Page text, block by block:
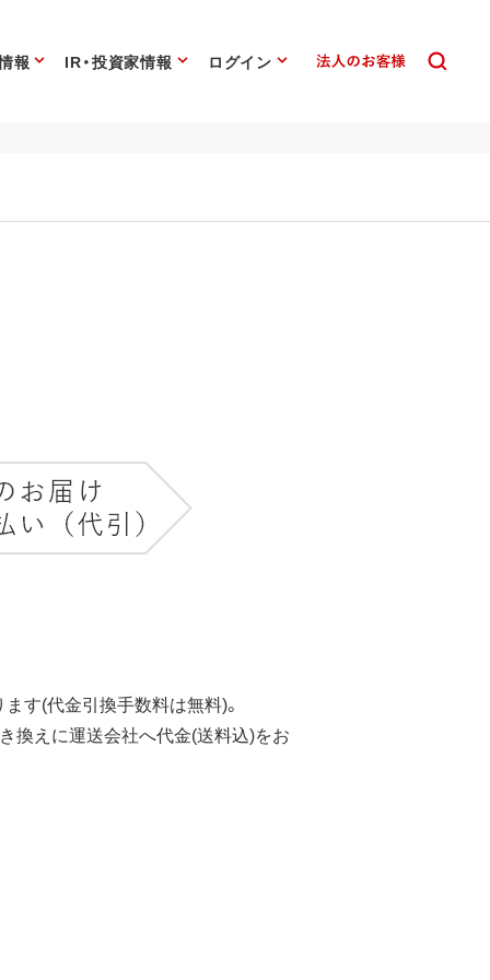
報 IR・投資家情報 ログイン
す(代金引換手数料は無料)。
換えに運送会社へ代金(送料込)をお